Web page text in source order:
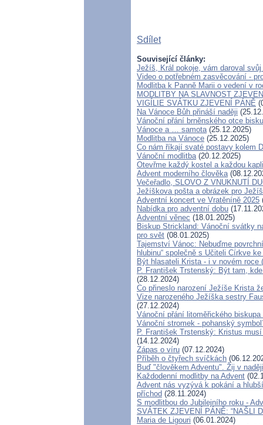
Sdílet
Související články:
Ježíš, Král pokoje, vám daroval
Video o potřebném zasvěcování -
Modlitba k Panně Marii o vedení v
MODLITBY NA SLAVNOST
VIGÍLIE SVÁTKU ZJEVENÍ PÁNĚ
Na Vánoce Bůh přináší naději
Vánoční přání brněnského otce
Vánoce a … samota(25.12.2025)
Modlitba na Vánoce (25.12.2025)
Co nám říkají svaté postavy kolem
Vánoční modlitba(20.12.2025)
Otevřme každý kostel a každou
Advent moderního člověka
Večeřadlo, SLOVO Z VNUKNUTÍ
Ježíškova pošta a obrázek pro
Adventní koncert ve Vratěníně 2025
Nabídka pro adventní dobu
Adventní věnec (18.01.2025)
Biskup Strickland: Vánoční svátky
pro svět (08.01.2025)
Tajemství Vánoc: Nebuďme
hlubinu“ společně s Učiteli Církve
Být hlasateli Krista - i v novém
P. František Trstenský: Být tam,
(28.12.2024)
Co přineslo narození Ježíše Krista
Vize narozeného Ježíška sestry
(27.12.2024)
Vánoční přání litoměřického
Vánoční stromek - pohanský
P. František Trstenský: Kristus
(14.12.2024)
Zápas o víru (07.12.2024)
Příběh o čtyřech svíčkách
Buď "člověkem Adventu". Žij v
Každodenní modlitby na Advent
Advent nás vyzývá k pokání a
příchod (28.11.2024)
S modlitbou do Jubilejního roku -
SVÁTEK ZJEVENÍ PÁNĚ: “NAŠLI
Maria de Ligouri (06.01.2024)